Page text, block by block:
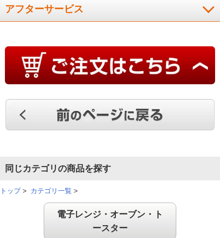
アフターサービス
同じカテゴリの商品を探す
トップ> カテゴリ一覧 >
電子レンジ・オーブン・ト
ースター